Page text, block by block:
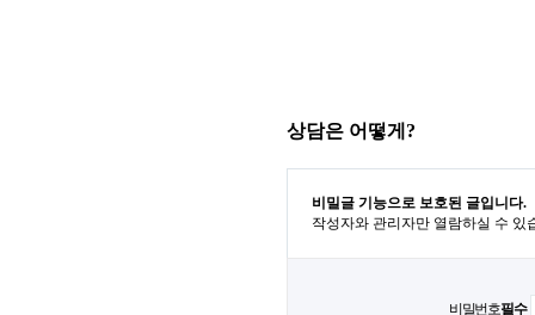
상담은 어떻게?
비밀글 기능으로 보호된 글입니다.
작성자와 관리자만 열람하실 수 있
비밀번호필수